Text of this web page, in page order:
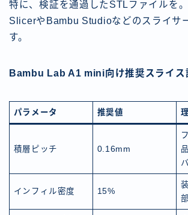
特に、検証を通過したSTLファイルを
SlicerやBambu Studioなどのスライサ
す。
Bambu Lab A1 mini向け推奨スライス
パラメータ 推奨値
積層ピッチ 0.16mm
インフィル密度 15%